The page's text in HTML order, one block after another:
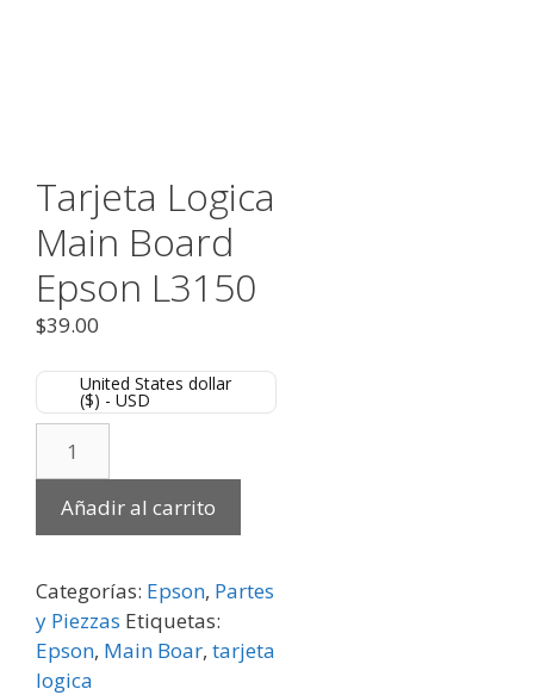
Tarjeta Logica
Main Board
Epson L3150
$39.00
United States dollar
($) - USD
Añadir al carrito
Categorías: Epson, Partes
y Piezzas Etiquetas:
Epson, Main Boar, tarjeta
logica